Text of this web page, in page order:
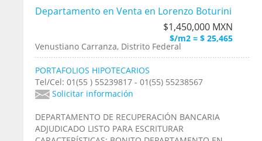
Departamento en Venta en Lorenzo Boturini
$1,450,000 MXN
$/m2 = $ 25,465
Venustiano Carranza, Distrito Federal
PORTAFOLIOS HIPOTECARIOS
Tel/Cel: 01(55 ) 55239817 - 01(55) 55238567
Solicitar información
DEPARTAMENTO DE RECUPERACIÓN BANCARIA
ADJUDICADO LISTO PARA ESCRITURAR